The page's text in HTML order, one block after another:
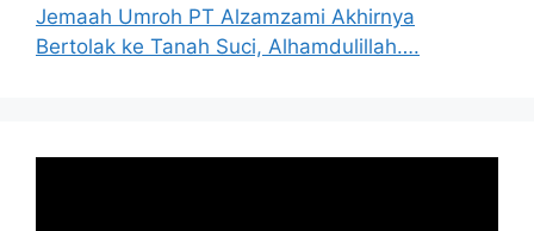
Jemaah Umroh PT Alzamzami Akhirnya
Bertolak ke Tanah Suci, Alhamdulillah….